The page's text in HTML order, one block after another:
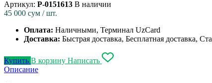
Артикул: P-0151613 В наличии
45 000 сум / шт.
Оплата: Наличными, Терминал UzCard
Доставка: Быстрая доставка, Бесплатная доставка,
Купить В корзину Написать
Описание